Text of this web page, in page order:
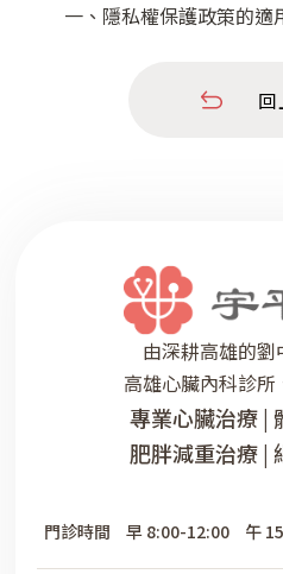
一、隱私權保護政策的適
網站以外的相關連結網站回
由深耕高雄的
高雄心臟內科診
專業心臟治療 |
肥胖減重治療 |
門診時間 早 8:00-12:00 午